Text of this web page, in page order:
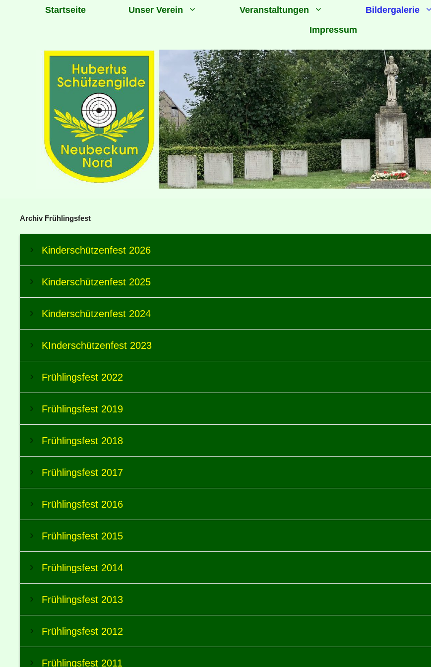
Startseite Unser Verein Veranstaltungen Bildergalerie
Impressum
Archiv Frühlingsfest
Kinderschützenfest 2026
Kinderschützenfest 2025
Kinderschützenfest 2024
KInderschützenfest 2023
Frühlingsfest 2022
Frühlingsfest 2019
Frühlingsfest 2018
Frühlingsfest 2017
Frühlingsfest 2016
Frühlingsfest 2015
Frühlingsfest 2014
Frühlingsfest 2013
Frühlingsfest 2012
Frühlingsfest 2011